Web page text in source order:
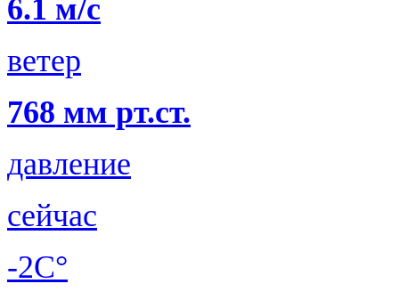
6.1 м/с
ветер
768 мм рт.ст.
давление
сейчас
-2C°